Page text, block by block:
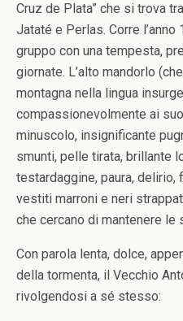
Cruz de Plata” che si trova
Jataté e Perlas. Corre
gruppo con una tempesta,
giornate. L’alto mandorlo
montagna nella lingua
compassionevolmente ai
minuscolo, insignificante
smunti, pelle tirata, brillante
testardaggine, paura, delirio,
vestiti marroni e neri
che cercano di mantenere le
Con parola lenta, dolce,
della tormenta, il Vecchio
rivolgendosi a sé stesso: